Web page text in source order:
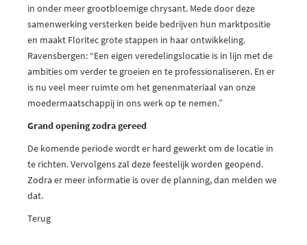
in onder meer grootbloemige chrysant. Mede door deze
samenwerking versterken beide bedrijven hun marktpositie
en maakt Floritec grote stappen in haar ontwikkeling.
Ravensbergen: “Een eigen veredelingslocatie is in lijn met de
ambities om verder te groeien en te professionaliseren. En er
is nu veel meer ruimte om het genenmateriaal van onze
moedermaatschappij in ons werk op te nemen.”
Grand opening zodra gereed
De komende periode wordt er hard gewerkt om de locatie in
te richten. Vervolgens zal deze feestelijk worden geopend.
Zodra er meer informatie is over de planning, dan melden we
dat.
Terug